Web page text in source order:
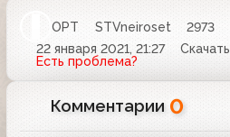
ОРТ STVneiroset
2973
22 января 2021, 21:27
Скачать
Есть проблема?
Комментарии 0